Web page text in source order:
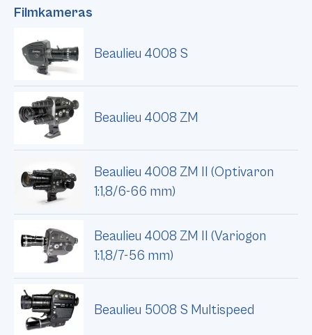
Filmkameras
Beaulieu 4008 S
Beaulieu 4008 ZM
Beaulieu 4008 ZM II (Optivaron
1:1,8/6-66 mm)
Beaulieu 4008 ZM II (Variogon
1:1,8/7-56 mm)
Beaulieu 5008 S Multispeed